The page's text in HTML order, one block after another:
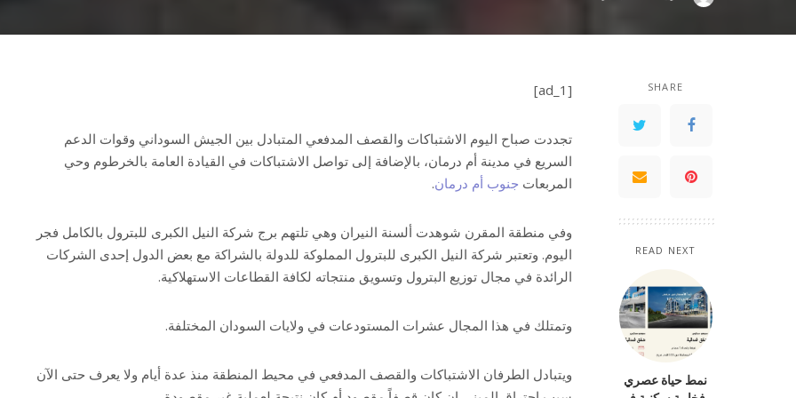
SHARE
READ NEXT
نمط حياة عصري
[ad_1]
تجددت صباح اليوم الاشتباكات والقصف المدفعي المتبادل بين الجيش السوداني وقوات الدعم
السريع في مدينة أم درمان، بالإضافة إلى تواصل الاشتباكات في القيادة العامة بالخرطوم وحي
المربعات جنوب أم درمان.
وفي منطقة المقرن شوهدت ألسنة النيران وهي تلتهم برج شركة النيل الكبرى للبترول بالكامل فجر
اليوم. وتعتبر شركة النيل الكبرى للبترول المملوكة للدولة بالشراكة مع بعض الدول إحدى الشركات
الرائدة في مجال توزيع البترول وتسويق منتجاته لكافة القطاعات الاستهلاكية.
وتمتلك في هذا المجال عشرات المستودعات في ولايات السودان المختلفة.
ويتبادل الطرفان الاشتباكات والقصف المدفعي في محيط المنطقة منذ عدة أيام ولا يعرف حتى الآن